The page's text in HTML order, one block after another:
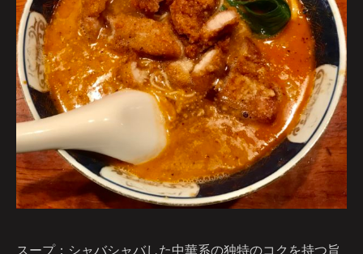
スープ：シャバシャバした中華系の独特のコクを持つ旨